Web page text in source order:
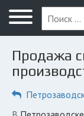
Главная
Вопрос юристу
Продажа